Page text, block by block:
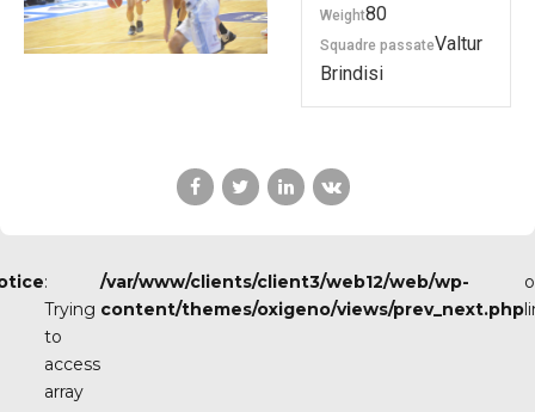
Weight80
Squadre passateValtur
Brindisi
:
Trying
to
access
array
/var/www/clients/client3/web12/web/wp-
content/themes/oxigeno/views/prev_next.php